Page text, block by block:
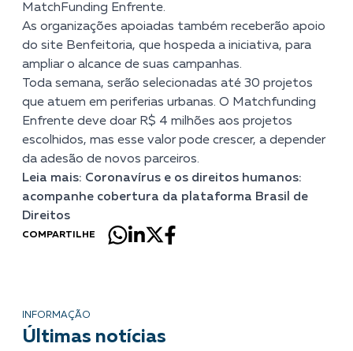
MatchFunding Enfrente.
As organizações apoiadas também receberão apoio
do site Benfeitoria, que hospeda a iniciativa, para
ampliar o alcance de suas campanhas.
Toda semana, serão selecionadas até 30 projetos
que atuem em periferias urbanas. O Matchfunding
Enfrente deve doar R$ 4 milhões aos projetos
escolhidos, mas esse valor pode crescer, a depender
da adesão de novos parceiros.
Leia mais: Coronavírus e os direitos humanos:
acompanhe cobertura da plataforma Brasil de
Direitos
COMPARTILHE
INFORMAÇÃO
Últimas notícias